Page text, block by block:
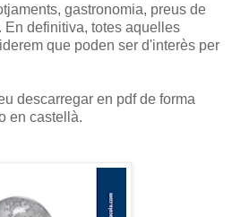
gastronomia, preus de
En definitiva, totes aquelles
que poden ser d'interès per
descarregar en pdf de forma
en castellà.